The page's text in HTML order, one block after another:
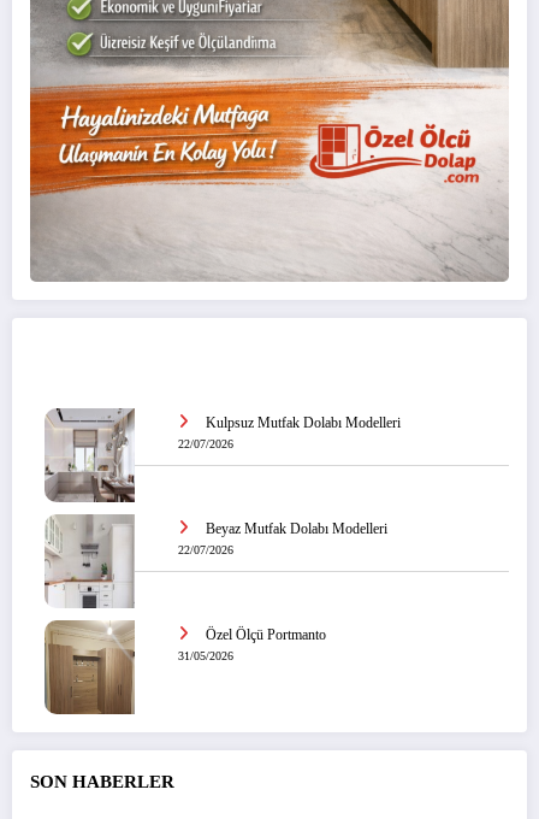
Kulpsuz Mutfak Dolabı Modelleri
22/07/2026
Beyaz Mutfak Dolabı Modelleri
22/07/2026
Özel Ölçü Portmanto
31/05/2026
SON HABERLER